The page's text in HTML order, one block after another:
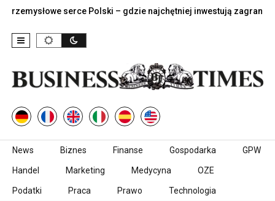
serce Polski – gdzie najchętniej inwestują zagraniczne…
Skip to content
News Biznes Finanse Gospodarka GPW
Handel Marketing Medycyna OZE
Podatki Praca Prawo Technologia